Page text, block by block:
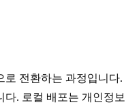
로 전환하는 과정입니다.
. 로컬 배포는 개인정